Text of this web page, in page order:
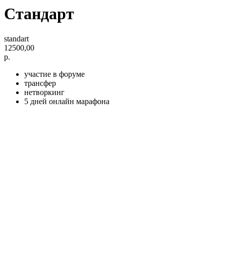
Cтандарт
standart
12500,00
р.
участие в форуме
трансфер
нетворкинг
5 дней онлайн марафона